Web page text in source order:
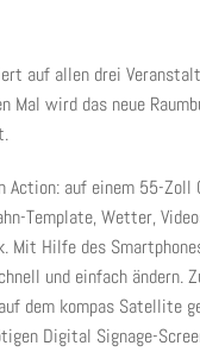
auf allen drei
Mal wird das neue
Action: auf einem 55-
Template, Wetter,
Hilfe des
und einfach ändern.
dem kompas Satellite
Digital Signage-